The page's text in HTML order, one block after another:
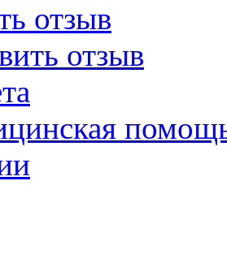
отзыв
отзыв